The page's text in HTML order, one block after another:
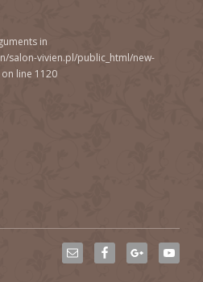
in
salon-vivien.pl/public_html/new-
on line 1120